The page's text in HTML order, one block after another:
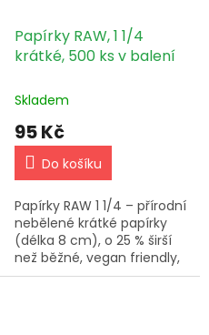
Papírky RAW, 1 1/4
krátké, 500 ks v balení
Skladem
95 Kč
Do košíku
Papírky RAW 1 1/4 – přírodní
nebělené krátké papírky
(délka 8 cm), o 25 % širší
než běžné, vegan friendly,
výhodné balení 500 ks.